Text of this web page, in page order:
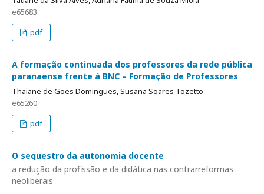
e65683
pdf
A formação continuada dos professores da rede pública
paranaense frente à BNC – Formação de Professores
Thaiane de Goes Domingues, Susana Soares Tozetto
e65260
pdf
O sequestro da autonomia docente
a redução da profissão e da didática nas contrarreformas
neoliberais